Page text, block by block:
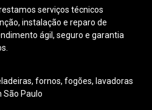
serviços técnicos
instalação e reparo de
ágil, seguro e garantia
fornos, fogões, lavadoras
São Paulo